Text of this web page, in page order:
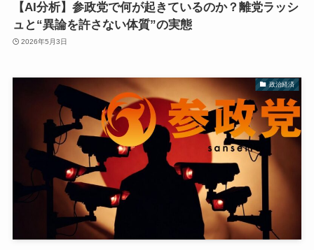
【AI分析】参政党で何が起きているのか？離党ラッシ
ュと“異論を許さない体質”の実態
2026年5月3日
政治経済